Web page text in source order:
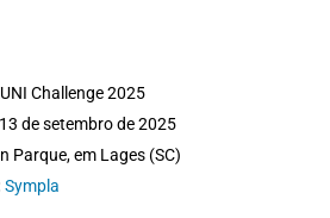
Challenge 2025
de setembro de 2025
Parque, em Lages (SC)
Sympla